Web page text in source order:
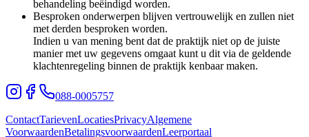
behandeling beëindigd worden.
Besproken onderwerpen blijven vertrouwelijk en zullen niet
met derden besproken worden.
Indien u van mening bent dat de praktijk niet op de juiste
manier met uw gegevens omgaat kunt u dit via de geldende
klachtenregeling binnen de praktijk kenbaar maken.
088-0005757
ContactTarievenLocatiesPrivacyAlgemene
VoorwaardenBetalingsvoorwaardenLeerportaal